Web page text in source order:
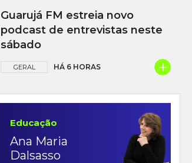
Guarujá FM estreia novo
podcast de entrevistas neste
sábado
GERAL HÁ 6 HORAS +
Educação
Ana Maria
Dalsasso